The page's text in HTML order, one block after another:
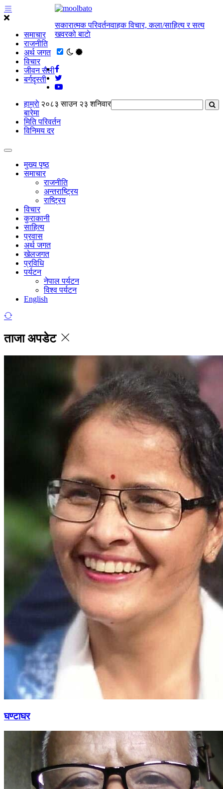
समाचार
राजनीति
अर्थ जगत
विचार
जीवन सैली
बर्गदृस्ती
सकारात्मक परिवर्तनवाहक विचार, कला/साहित्य र सत्य
खवरको बाटाे
२०८३ साउन २३ शनिवार
हाम्राे
बारेमा
मिति परिवर्तन
विनिमय दर
मुख्य पृष्ठ
समाचार
राजनीति
अन्तराष्ट्रिय
राष्ट्रिय
विचार
कुराकानी
साहित्य
प्रवास
अर्थ जगत
खेलजगत
प्रविधि
पर्यटन
नेपाल पर्यटन
विश्व पर्यटन
English
ताजा अपडेट
घण्टाघर